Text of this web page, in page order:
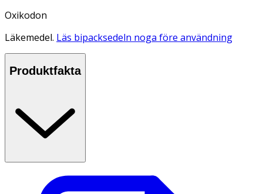
Oxikodon
Läkemedel. Läs bipacksedeln noga före användning
Produktfakta